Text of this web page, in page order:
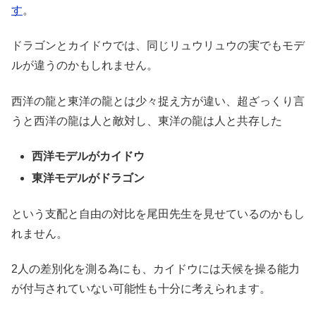
す。
ドラゴンとカイドウでは、同じリュウリュウの実でもモデ
ルが違うのかもしれません。
西洋の龍と東洋の龍とは少々捉え方が違い、超ざっくり言
うと西洋の龍は人と敵対し、東洋の龍は人と共存した
西洋モデルがカイドウ
東洋モデルがドラゴン
という支配と自由の対比を尾田先生を見せているのかもし
れません。
2人の差別化を測る為にも、カイドウには天候を操る能力
が付与されていない可能性も十分に考えられます。